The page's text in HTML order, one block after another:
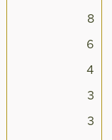
8
6
4
3
3